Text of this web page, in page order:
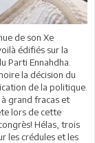
de son Xe
édifiés sur la
Parti Ennahdha.
la décision du
de la politique.
à grand fracas et
lors de cette
Hélas, trois
les crédules et les